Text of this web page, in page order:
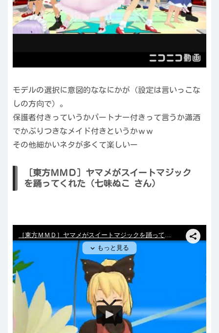
モデルの選択に意図的ななにかが（設定は言いっこな
しの方向で）。
保護者付きっていうかパートナー付きって言うか瀟洒
でかぶりつきなメイド付きというかｗｗ
その他細かいネタが多くて楽しいー
［東方ＭＭＤ］ヤマメがスイートマジック
を踊ってくれた（七味ぬこ さん）